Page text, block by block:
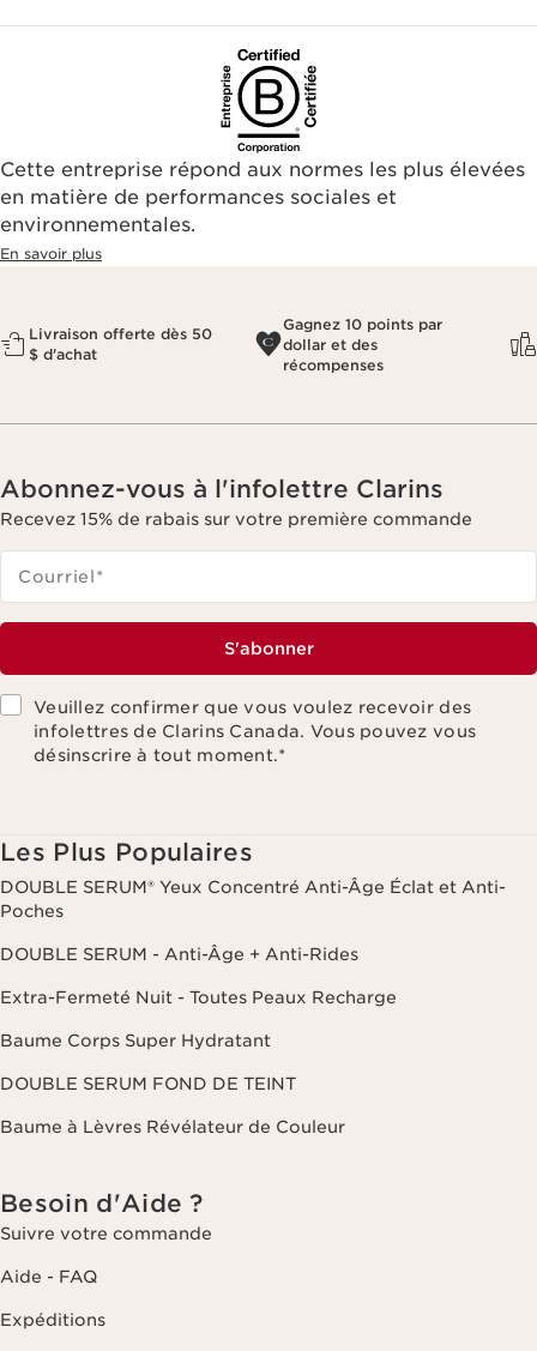
Cette entreprise répond aux normes les plus élevées
en matière de performances sociales et
environnementales.​
En savoir plus
Livraison offerte dès 50
$ d'achat
Gagnez 10 points par
dollar et des
récompenses
Abonnez-vous à l'infolettre Clarins
Recevez 15% de rabais sur votre première commande
Courriel*
S'abonner
Veuillez confirmer que vous voulez recevoir des
infolettres de Clarins Canada. Vous pouvez vous
désinscrire à tout moment.*
Les Plus Populaires
DOUBLE SERUM® Yeux Concentré Anti-Âge Éclat et Anti-
Poches
DOUBLE SERUM - Anti-Âge + Anti-Rides
Extra-Fermeté Nuit - Toutes Peaux Recharge
Baume Corps Super Hydratant
DOUBLE SERUM FOND DE TEINT
Baume à Lèvres Révélateur de Couleur
Besoin d'Aide ?
Suivre votre commande
Aide - FAQ
Expéditions